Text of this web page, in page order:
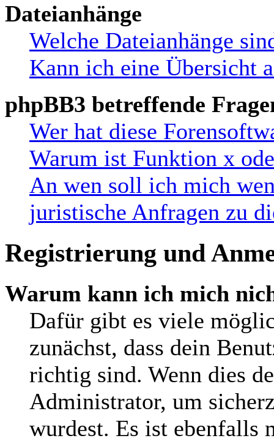
Dateianhänge
Welche Dateianhänge
Kann ich eine Übersicht
phpBB3 betreffende
Wer hat diese
Warum ist Funktion x
An wen soll ich mich
juristische Anfragen zu
Registrierung und
Warum kann ich mich
Dafür gibt es viele
zunächst, dass dein
richtig sind. Wenn dies
Administrator, um
wurdest. Es ist ebenfalls